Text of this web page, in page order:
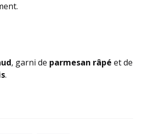
, garni de parmesan râpé et de
.